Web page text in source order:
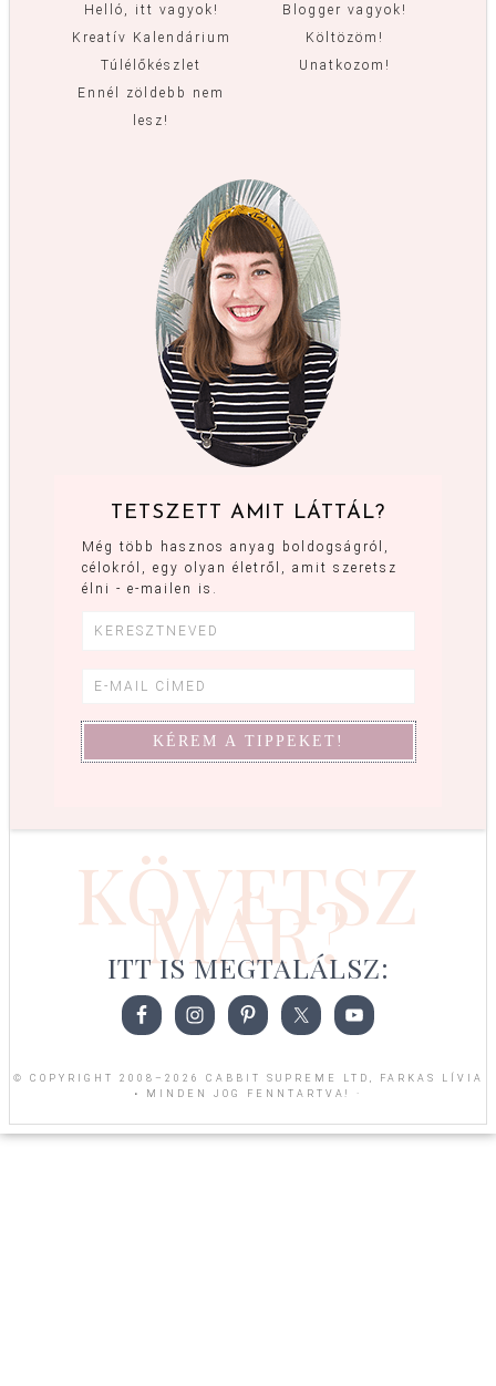
Helló, itt vagyok!
Kreatív Kalendárium
Túlélőkészlet
Ennél zöldebb nem
lesz!
Blogger vagyok!
Költözöm!
Unatkozom!
TETSZETT AMIT LÁTTÁL?
Még több hasznos anyag boldogságról,
célokról, egy olyan életről, amit szeretsz
élni - e-mailen is.
KÖVETSZ
MÁR?
ITT IS MEGTALÁLSZ:
© COPYRIGHT 2008–2026 CABBIT SUPREME LTD, FARKAS LÍVIA
• MINDEN JOG FENNTARTVA! ·